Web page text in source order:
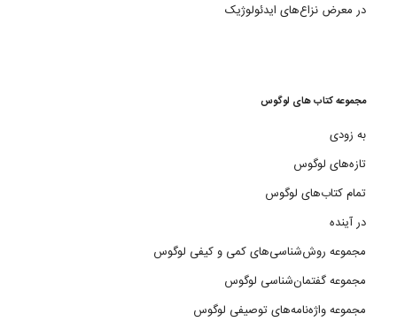
در معرض نزاع‌های ایدئولوژیک
مجموعه کتاب های لوگوس
به زودی
تازه‌های لوگوس
تمام کتاب‌های لوگوس
در آینده
مجموعه روش‌شناسی‌های کمی و کیفی لوگوس
مجموعه گفتمان‌شناسی لوگوس
مجموعه واژه‌نامه‌های توصیفی لوگوس